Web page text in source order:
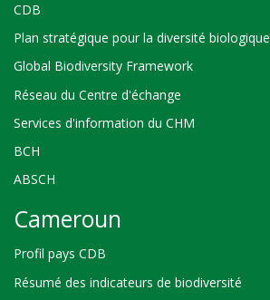
CDB
Plan stratégique pour la diversité biologique
Global Biodiversity Framework
Réseau du Centre d'échange
Services d'information du CHM
BCH
ABSCH
Cameroun
Profil pays CDB
Résumé des indicateurs de biodiversité